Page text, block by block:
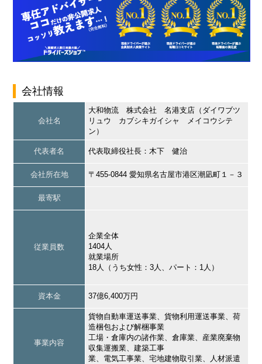
会社情報
会社名
大和物流 株式会社 名港支店（ダイワブツ
リュウ カブシキガイシャ メイコウシテ
ン）
代表者名 代表取締役社長：木下 健治
会社所在地 〒455-0844 愛知県名古屋市港区潮凪町１－３
最寄駅
従業員数
企業全体
1404人
就業場所
18人（うち女性：3人、パート：1人）
資本金 37億6,400万円
事業内容
貨物自動車運送事業、貨物利用運送事業、荷
造梱包および解梱事業
工場・倉庫内の諸作業、倉庫業、産業廃棄物
収集運搬業、建築工事
業、電気工事業、宅地建物取引業、人材派遣